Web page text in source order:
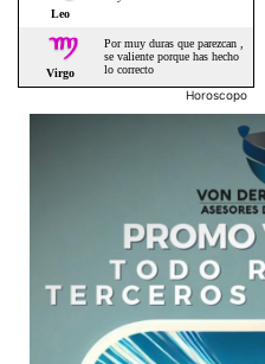
Horoscopo